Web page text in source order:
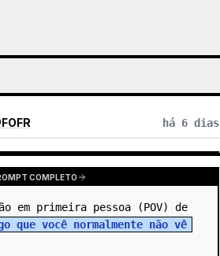
FOFR há 6 dias
COMPLETO
visão em primeira pessoa (POV) de
que você normalmente não vê